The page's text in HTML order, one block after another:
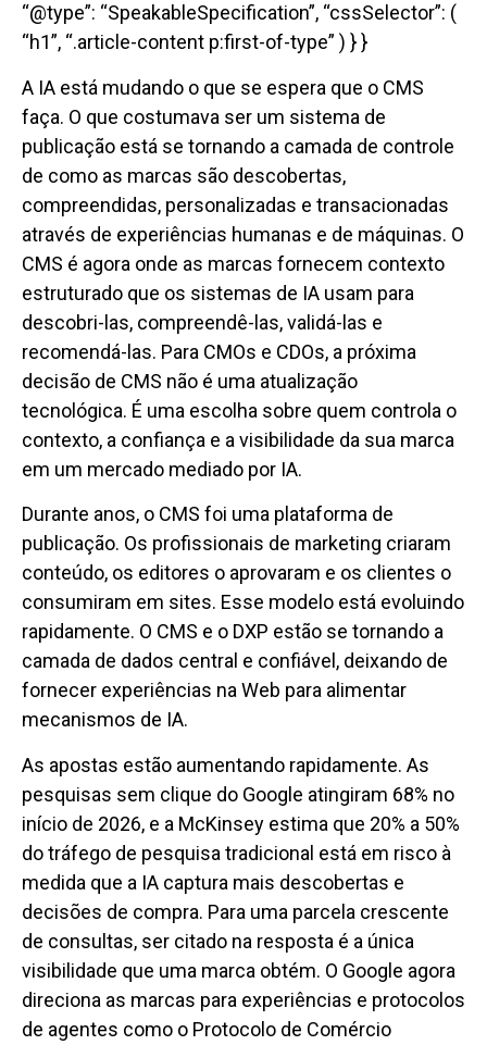
“@type”: “SpeakableSpecification”, “cssSelector”: (
“h1”, “.article-content p:first-of-type” ) } }
A IA está mudando o que se espera que o CMS
faça. O que costumava ser um sistema de
publicação está se tornando a camada de controle
de como as marcas são descobertas,
compreendidas, personalizadas e transacionadas
através de experiências humanas e de máquinas. O
CMS é agora onde as marcas fornecem contexto
estruturado que os sistemas de IA usam para
descobri-las, compreendê-las, validá-las e
recomendá-las. Para CMOs e CDOs, a próxima
decisão de CMS não é uma atualização
tecnológica. É uma escolha sobre quem controla o
contexto, a confiança e a visibilidade da sua marca
em um mercado mediado por IA.
Durante anos, o CMS foi uma plataforma de
publicação. Os profissionais de marketing criaram
conteúdo, os editores o aprovaram e os clientes o
consumiram em sites. Esse modelo está evoluindo
rapidamente. O CMS e o DXP estão se tornando a
camada de dados central e confiável, deixando de
fornecer experiências na Web para alimentar
mecanismos de IA.
As apostas estão aumentando rapidamente. As
pesquisas sem clique do Google atingiram 68% no
início de 2026, e a McKinsey estima que 20% a 50%
do tráfego de pesquisa tradicional está em risco à
medida que a IA captura mais descobertas e
decisões de compra. Para uma parcela crescente
de consultas, ser citado na resposta é a única
visibilidade que uma marca obtém. O Google agora
direciona as marcas para experiências e protocolos
de agentes como o Protocolo de Comércio